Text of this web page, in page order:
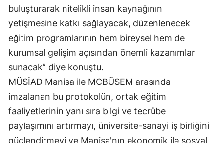
buluşturarak nitelikli insan kaynağının
yetişmesine katkı sağlayacak, düzenlenecek
eğitim programlarının hem bireysel hem de
kurumsal gelişim açısından önemli kazanımlar
sunacak” diye konuştu.
MÜSİAD Manisa ile MCBÜSEM arasında
imzalanan bu protokolün, ortak eğitim
faaliyetlerinin yanı sıra bilgi ve tecrübe
paylaşımını artırmayı, üniversite-sanayi iş birliğini
güçlendirmeyi ve Manisa'nın ekonomik ile sosyal